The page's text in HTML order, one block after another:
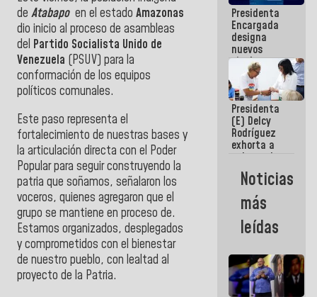
de Atabapoen el estado Amazonas
dio inicio al proceso de asambleas
del Partido Socialista Unido de
Venezuela (PSUV) para la
conformación de los equipos
políticos comunales.
Este paso representa el
fortalecimiento de nuestras bases y
la articulación directa con el Poder
Popular para seguir construyendo la
patria que soñamos, señalaron los
voceros, quienes agregaron que el
grupo se mantiene en proceso de.
Estamos organizados, desplegados
y comprometidos con el bienestar
de nuestro pueblo, con lealtad al
proyecto de la Patria.
23 en los
Centroamericanos
Presidenta
Encargada
designa
nuevos
titulares en
Viceministerio
de Energía
Eléctrica y
CORPOELEC
Presidenta
(E) Delcy
Rodríguez
exhorta a
gobernadores
y alcaldes a
edificar
casas para
abuelos
Noticias
más
leídas